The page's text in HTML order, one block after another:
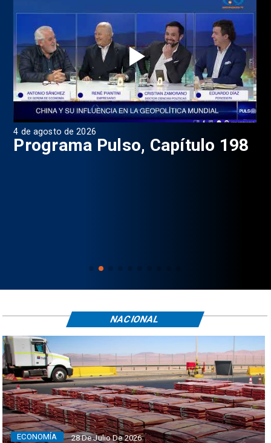
4 de agosto de 2026
Programa Pulso, Capítulo 198
ECONOMÍA 28 De Julio De 2026
NACIONAL